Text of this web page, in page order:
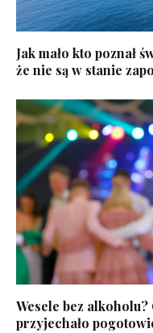
Jak mało kto poznał
że nie są w stanie
Wesele bez
przyjechało